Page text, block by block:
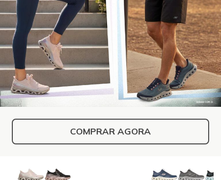
COMPRAR AGORA